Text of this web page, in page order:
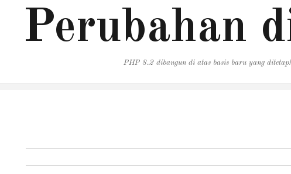
Perubahan
PHP 8.2 dibangun di atas basis baru yang